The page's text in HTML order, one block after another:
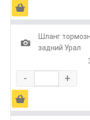
Ä
1
Шланг
задний Урал
- +
Ä